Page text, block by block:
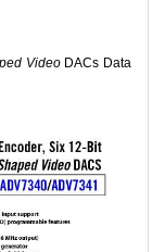
VideoDACs Data